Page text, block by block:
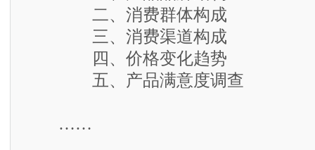
二、消费群体构成
三、消费渠道构成
四、价格变化趋势
五、产品满意度调查
……